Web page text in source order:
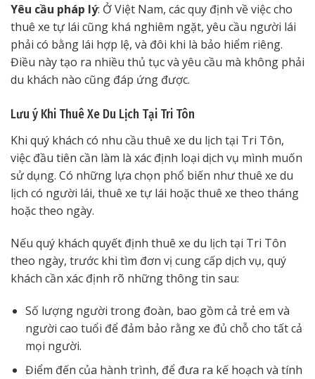
Yêu cầu pháp lý: Ở Việt Nam, các quy định về việc cho
thuê xe tự lái cũng khá nghiêm ngặt, yêu cầu người lái
phải có bằng lái hợp lệ, và đôi khi là bảo hiểm riêng.
Điều này tạo ra nhiều thủ tục và yêu cầu mà không phải
du khách nào cũng đáp ứng được.
Lưu ý Khi Thuê Xe Du Lịch Tại Tri Tôn
Khi quý khách có nhu cầu thuê xe du lịch tại Tri Tôn,
việc đầu tiên cần làm là xác định loại dịch vụ mình muốn
sử dụng. Có những lựa chọn phổ biến như thuê xe du
lịch có người lái, thuê xe tự lái hoặc thuê xe theo tháng
hoặc theo ngày.
Nếu quý khách quyết định thuê xe du lịch tại Tri Tôn
theo ngày, trước khi tìm đơn vị cung cấp dịch vụ, quý
khách cần xác định rõ những thông tin sau:
Số lượng người trong đoàn, bao gồm cả trẻ em và
người cao tuổi để đảm bảo rằng xe đủ chỗ cho tất cả
mọi người.
Điểm đến của hành trình, để đưa ra kế hoạch và tính